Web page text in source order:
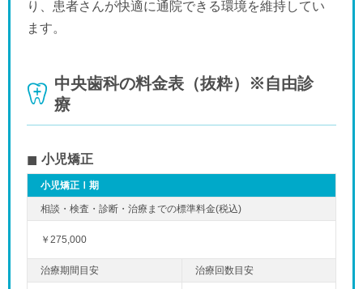
り、患者さんが快適に通院できる環境を維持してい
ます。
中央歯科の料金表（抜粋）※自由診
療
小児矯正
小児矯正Ⅰ期
￥275,000